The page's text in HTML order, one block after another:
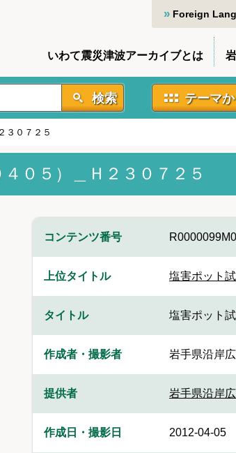
Foreign
いわて震災津波アーカイブとは
検索 テーマ
３０７２５
０５）＿Ｈ２３０７２５
コンテンツ番号
上位タイトル 塩害ポット
タイトル 塩害ポット
作成者・撮影者 岩手県沿岸
提供者 岩手県沿岸
作成日・撮影日 2012-04-05